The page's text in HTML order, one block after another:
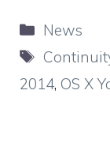
Categorie
News
Tag
2014, OS X